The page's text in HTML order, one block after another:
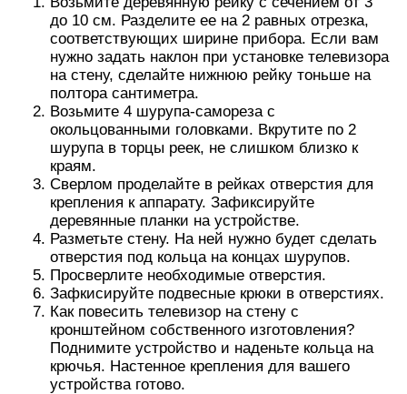
до 10 см. Разделите ее на 2 равных отрезка,
соответствующих ширине прибора. Если вам
нужно задать наклон при установке телевизора
на стену, сделайте нижнюю рейку тоньше на
полтора сантиметра.
Возьмите 4 шурупа-самореза с
окольцованными головками. Вкрутите по 2
шурупа в торцы реек, не слишком близко к
краям.
Сверлом проделайте в рейках отверстия для
крепления к аппарату. Зафиксируйте
деревянные планки на устройстве.
Разметьте стену. На ней нужно будет сделать
отверстия под кольца на концах шурупов.
Просверлите необходимые отверстия.
Зафкисируйте подвесные крюки в отверстиях.
Как повесить телевизор на стену с
кронштейном собственного изготовления?
Поднимите устройство и наденьте кольца на
крючья. Настенное крепления для вашего
устройства готово.